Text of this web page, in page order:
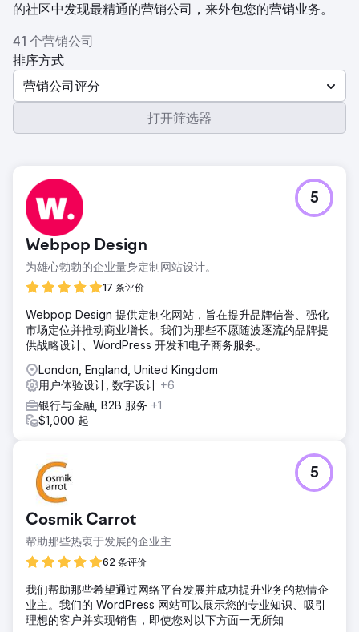
的社区中发现最精通的营销公司，来外包您的营销业务。
41 个营销公司
排序方式
营销公司评分
打开筛选器
Webpop Design
为雄心勃勃的企业量身定制网站设计。
17 条评价
5
Webpop Design 提供定制化网站，旨在提升品牌信誉、强化
市场定位并推动商业增长。我们为那些不愿随波逐流的品牌提
供战略设计、WordPress 开发和电子商务服务。
London, England, United Kingdom
用户体验设计, 数字设计 +6
银行与金融, B2B 服务 +1
$1,000 起
Cosmik Carrot
帮助那些热衷于发展的企业主
62 条评价
5
我们帮助那些希望通过网络平台发展并成功提升业务的热情企
业主。我们的 WordPress 网站可以展示您的专业知识、吸引
理想的客户并实现销售，即使您对以下方面一无所知